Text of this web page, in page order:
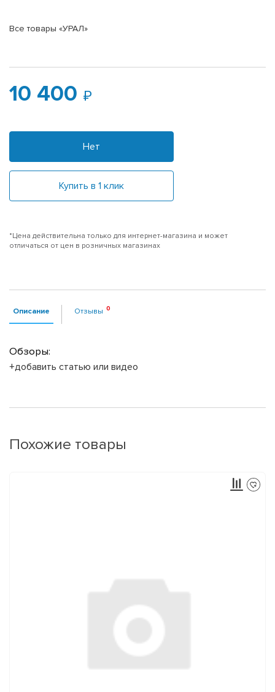
Все товары «УРАЛ»
10 400
Нет
Купить в 1 клик
*Цена действительна только для интернет-магазина и может
отличаться от цен в розничных магазинах
Описание Отзывы
Обзоры:
+добавить статью или видео
Похожие товары